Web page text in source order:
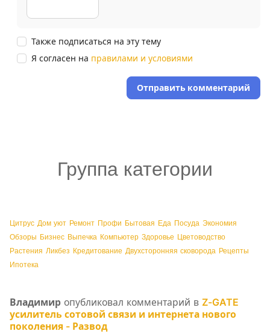
Также подписаться на эту тему
Я согласен на правилами и условиями
Отправить комментарий
Группа категории
Цитрус Дом уют Ремонт Профи Бытовая Еда Посуда Экономия
Обзоры Бизнес Выпечка Компьютер Здоровье Цветоводство
Растения Ликбез Кредитование Двухсторонняя сковорода Рецепты
Ипотека
Владимир опубликовал комментарий вZ-GATE
усилитель сотовой связи и интернета нового
поколения - Развод